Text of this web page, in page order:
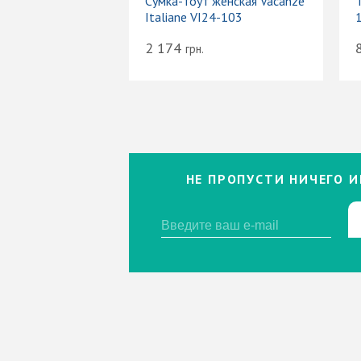
Italiane VI24-103
2 174 грн.
НЕ ПРОПУСТИ НИЧЕГО